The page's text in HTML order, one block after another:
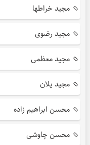
مجید خراطها
مجید رضوی
مجید معظمی
مجید یلان
محسن ابراهیم زاده
محسن چاوشی